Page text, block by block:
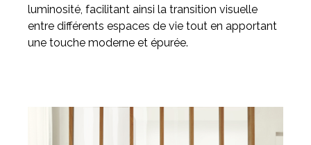
luminosité, facilitant ainsi la transition visuelle
entre différents espaces de vie tout en apportant
une touche moderne et épurée.